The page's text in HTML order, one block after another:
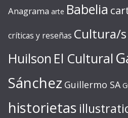
Anagrama arte Babelia
críticas y reseñas Cultura/s
Huilson El Cultural
Sánchez Guillermo SA
historietas